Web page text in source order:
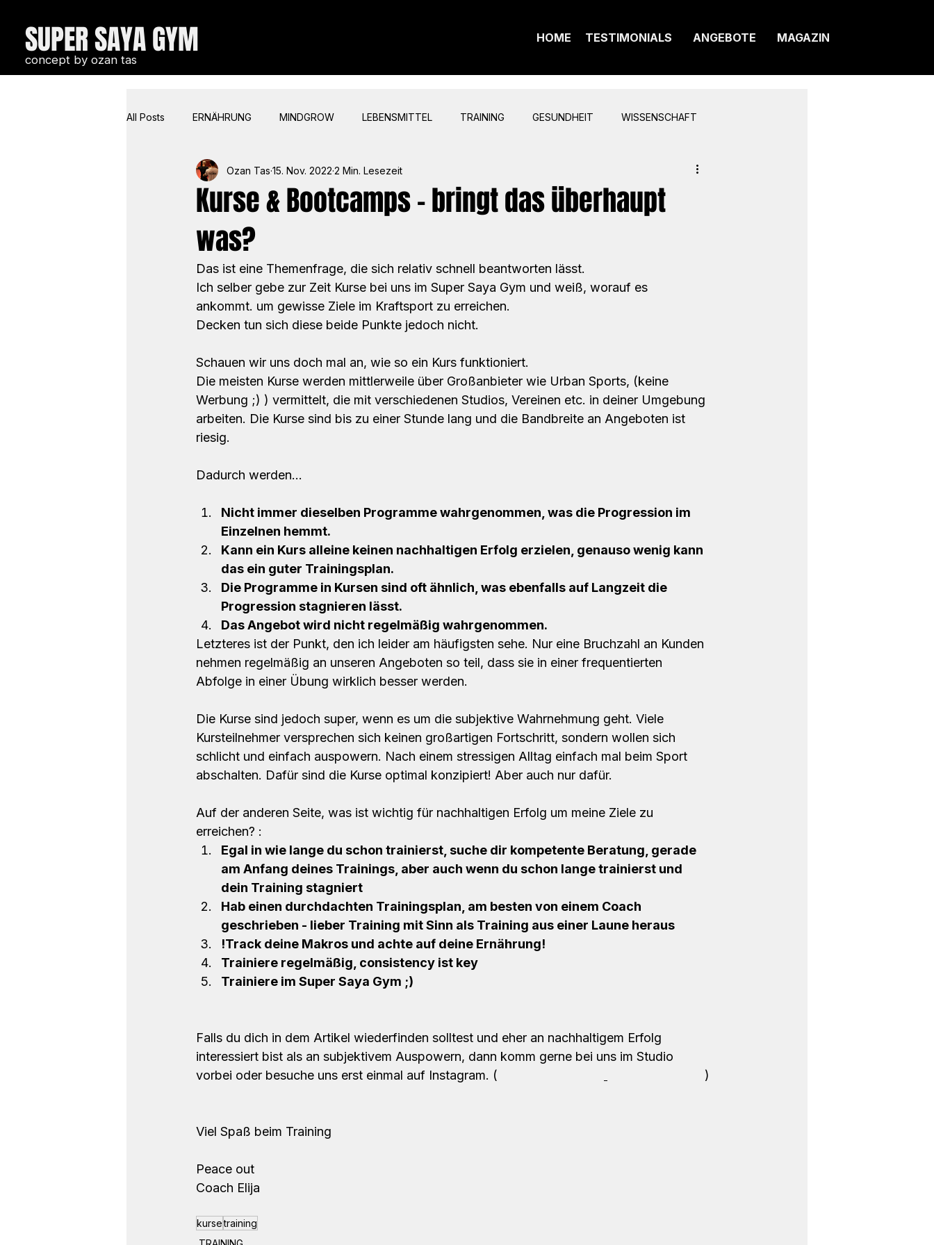
SUPER SAYA GYM
concept by ozan tas
HOME TESTIMONIALS ANGEBOTE MAGAZIN
All Posts ERNÄHRUNG MINDGROW LEBENSMITTEL TRAINING GESUNDHEIT WISSENSCHAFT
COACHIN & COMMUNICATION
Kurse & Bootcamps - bringt das überhaupt
was?
Ozan Tas 15. Nov. 2022 2 Min. Lesezeit
Das ist eine Themenfrage, die sich relativ schnell beantworten lässt.
Ich selber gebe zur Zeit Kurse bei uns im Super Saya Gym und weiß, worauf es
ankommt. um gewisse Ziele im Kraftsport zu erreichen.
Decken tun sich diese beide Punkte jedoch nicht.
Schauen wir uns doch mal an, wie so ein Kurs funktioniert.
Die meisten Kurse werden mittlerweile über Großanbieter wie Urban Sports, (keine
Werbung ;) ) vermittelt, die mit verschiedenen Studios, Vereinen etc. in deiner Umgebung
arbeiten. Die Kurse sind bis zu einer Stunde lang und die Bandbreite an Angeboten ist
riesig.
Dadurch werden...
Nicht immer dieselben Programme wahrgenommen, was die Progression im
Einzelnen hemmt.
Kann ein Kurs alleine keinen nachhaltigen Erfolg erzielen, genauso wenig kann
das ein guter Trainingsplan.
Die Programme in Kursen sind oft ähnlich, was ebenfalls auf Langzeit die
Progression stagnieren lässt.
Das Angebot wird nicht regelmäßig wahrgenommen.
Letzteres ist der Punkt, den ich leider am häufigsten sehe. Nur eine Bruchzahl an Kunden
nehmen regelmäßig an unseren Angeboten so teil, dass sie in einer frequentierten
Abfolge in einer Übung wirklich besser werden.
Die Kurse sind jedoch super, wenn es um die subjektive Wahrnehmung geht. Viele
Kursteilnehmer versprechen sich keinen großartigen Fortschritt, sondern wollen sich
schlicht und einfach auspowern. Nach einem stressigen Alltag einfach mal beim Sport
abschalten. Dafür sind die Kurse optimal konzipiert! Aber auch nur dafür.
Auf der anderen Seite, was ist wichtig für nachhaltigen Erfolg um meine Ziele zu
erreichen? :
Egal in wie lange du schon trainierst, suche dir kompetente Beratung, gerade
am Anfang deines Trainings, aber auch wenn du schon lange trainierst und
dein Training stagniert
Hab einen durchdachten Trainingsplan, am besten von einem Coach
geschrieben - lieber Training mit Sinn als Training aus einer Laune heraus
!Track deine Makros und achte auf deine Ernährung!
Trainiere regelmäßig, consistency ist key
Trainiere im Super Saya Gym ;)
Falls du dich in dem Artikel wiederfinden solltest und eher an nachhaltigem Erfolg
interessiert bist als an subjektivem Auspowern, dann komm gerne bei uns im Studio
vorbei oder besuche uns erst einmal auf Instagram. (
)
Viel Spaß beim Training
Peace out
Coach Elija
kursetraining